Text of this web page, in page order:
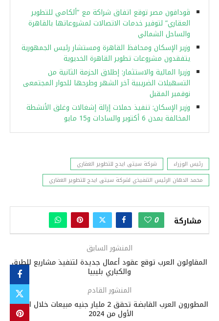
ڤودافون مصر توقع اتفاق شراكة مع “ألكامي للتطوير
العقاري” لتوفير خدمات الاتصالات لمشروعاتها بالقاهرة
والساحل الشمالي
وزير الإسكان ومحافظ القاهرة ومستشار رئيس الجمهورية
يتفقدون مشروعات تطوير القاهرة الخديوية
وزيرا المالية والاستثمار: إطلاق الحزمة الثانية من
التسهيلات الضريبية آخر الشهر وطرحها للحوار المجتمعى
نوفمبر المقبل
وزير الإسكان: تنفيذ حملات إزالة إشغالات وغلق الأنشطة
المخالفة بمدن 6 أكتوبر والسادات و15 مايو
رئيس الوزراء
شركة سيتى ايدج للتطوير العقاري
محمد الدهان الرئيس التنفيذي لشركة سيتى ايدج للتطوير العقاري
مشاركة 0
المنشور السابق
المقاولون العرب توقع عقود أعمال جديدة لتنفيذ مشاريع للطرق
والكباري بليبيا
المنشور القادم
المطورون العرب القابضة تحقق 2 مليار جنيه مبيعات خلال النصف
الأول من 2024